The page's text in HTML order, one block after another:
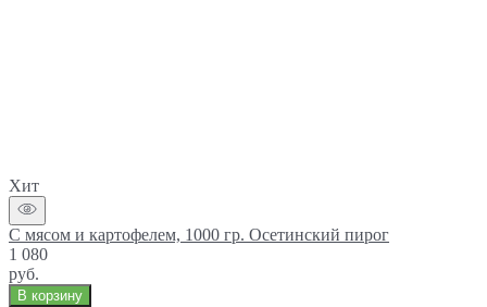
Хит
С мясом и картофелем, 1000 гр. Осетинский пирог
1 080
руб.
В корзину